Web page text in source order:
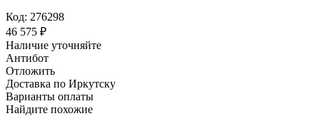
Код: 276298
46 575 ₽
Наличие уточняйте
Антибот
Отложить
Доставка по Иркутску
Варианты оплаты
Найдите похожие